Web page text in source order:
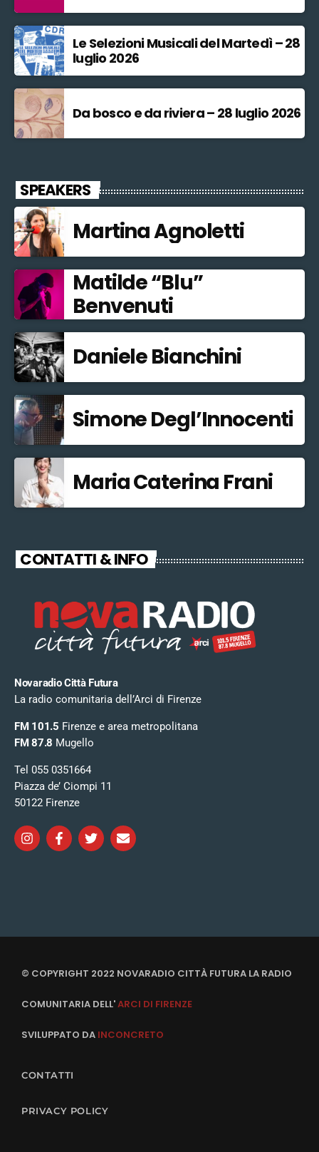
Le Selezioni Musicali del Martedì – 28
luglio 2026
Da bosco e da riviera – 28 luglio 2026
SPEAKERS
Martina Agnoletti
Matilde “Blu”
Benvenuti
Daniele Bianchini
Simone Degl’Innocenti
Maria Caterina Frani
CONTATTI & INFO
Novaradio Città Futura
La radio comunitaria dell’Arci di Firenze
FM 101.5 Firenze e area metropolitana
FM 87.8 Mugello
Tel 055 0351664
Piazza de’ Ciompi 11
50122 Firenze
© COPYRIGHT 2022 NOVARADIO CITTÀ FUTURA LA RADIO
COMUNITARIA DELL'ARCI DI FIRENZE
SVILUPPATO DA INCONCRETO
CONTATTI
PRIVACY POLICY